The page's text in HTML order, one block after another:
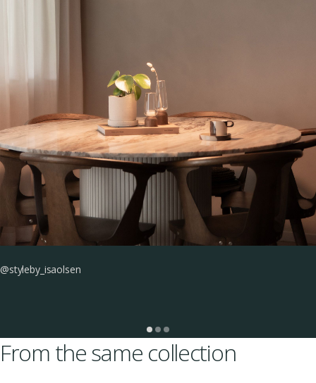
@styleby_isaolsen
From the same collection